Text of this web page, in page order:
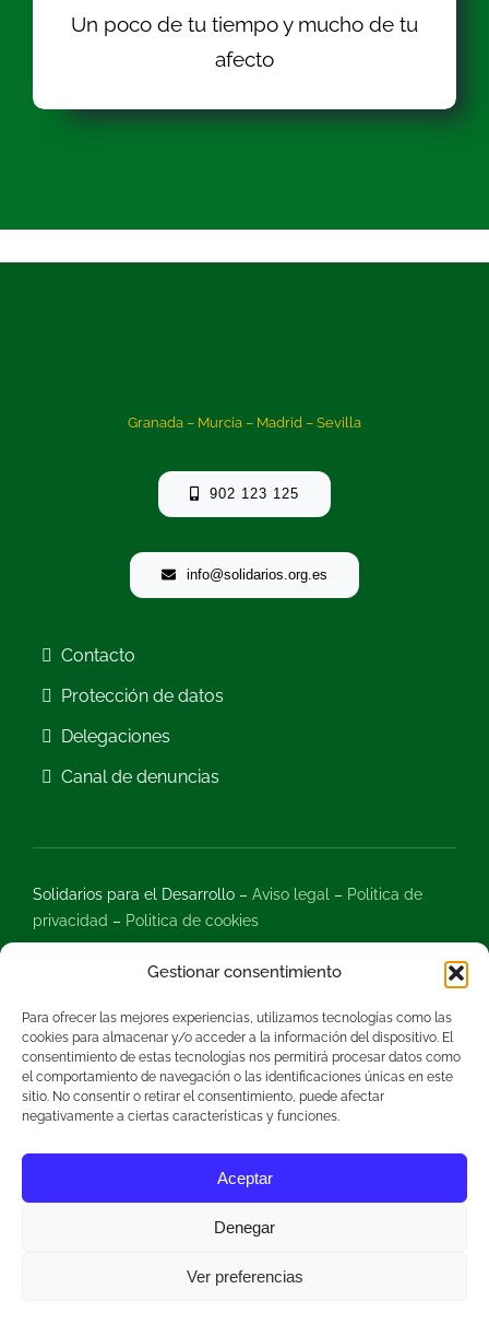
Gestionar consentimiento
Para ofrecer las mejores experiencias, utilizamos tecnologías como las
cookies para almacenar y/o acceder a la información del dispositivo. El
consentimiento de estas tecnologías nos permitirá procesar datos como
el comportamiento de navegación o las identificaciones únicas en este
sitio. No consentir o retirar el consentimiento, puede afectar
negativamente a ciertas características y funciones.
Aceptar
Denegar
Ver preferencias
Un poco de tu tiempo y mucho de tu
afecto
Granada – Murcia – Madrid – Sevilla
902 123 125
info@solidarios.org.es
Contacto
Protección de datos
Delegaciones
Canal de denuncias
Solidarios para el Desarrollo – Aviso legal – Politica de
privacidad – Politica de cookies
Este proyecto ha sido posible gracias al Plan de
Recuperación, Transformación y Resiliencia, financiado por
la Unión Europea-Next Generation UE